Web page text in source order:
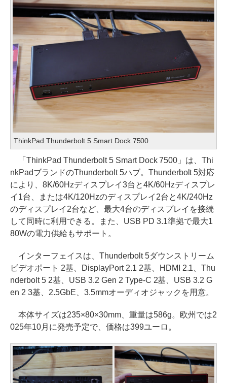
ThinkPad Thunderbolt 5 Smart Dock 7500
「ThinkPad Thunderbolt 5 Smart Dock 7500」は、Thi
nkPadブランドのThunderbolt 5ハブ。Thunderbolt 5対応
により、8K/60Hzディスプレイ3台と4K/60Hzディスプレ
イ1台、または4K/120Hzのディスプレイ2台と4K/240Hz
のディスプレイ2台など、最大4台のディスプレイを接続
して同時に利用できる。また、USB PD 3.1準拠で最大1
80Wの電力供給もサポート。
インターフェイスは、Thunderbolt 5ダウンストリーム
ビデオポート 2基、DisplayPort 2.1 2基、HDMI 2.1、Thu
nderbolt 5 2基、USB 3.2 Gen 2 Type-C 2基、USB 3.2 G
en 2 3基、2.5GbE、3.5mmオーディオジャックを用意。
本体サイズは235×80×30mm、重量は586g。欧州では2
025年10月に発売予定で、価格は399ユーロ。